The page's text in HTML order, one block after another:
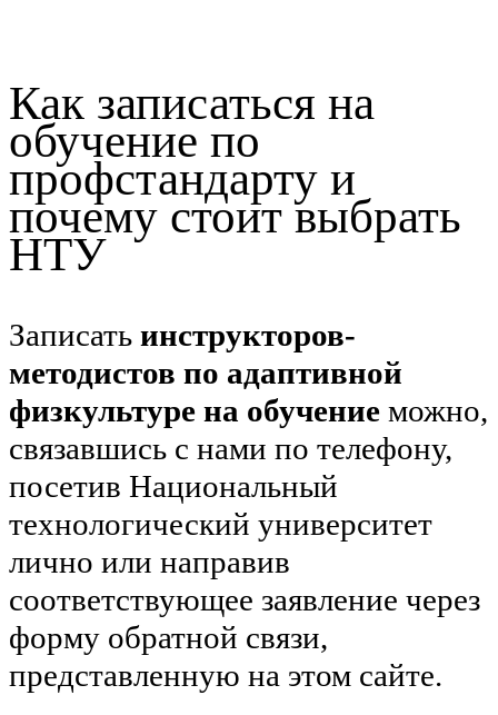
Как записаться на
обучение по
профстандарту и
почему стоит выбрать
НТУ
Записать инструкторов-
методистов по адаптивной
физкультуре на обучение можно,
связавшись с нами по телефону,
посетив Национальный
технологический университет
лично или направив
соответствующее заявление через
форму обратной связи,
представленную на этом сайте.